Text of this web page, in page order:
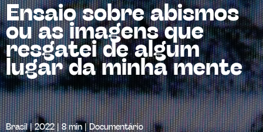
Ensaio sobre abismos
ou as imagens que
resgatei de algum
lugar da minha mente
Brasil|2022 | 8 min |Documentário